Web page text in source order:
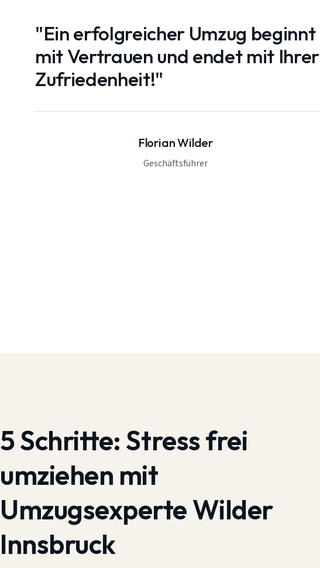
"Ein erfolgreicher Umzug beginnt
mit Vertrauen und endet mit Ihrer
Zufriedenheit!"
Florian Wilder
Geschäftsführer
5 Schritte: Stress frei
umziehen mit
Umzugsexperte Wilder
Innsbruck